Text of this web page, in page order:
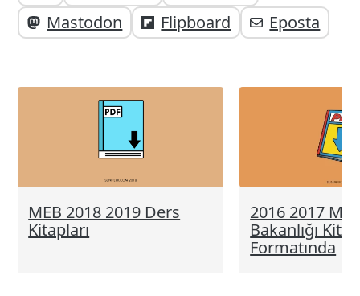
altı
elemanları
paylaşabilirsiniz;
Mastodon
Flipboard Eposta
MEB 2018 2019 Ders
Kitapları
2016 2017
Bakanlığı
Formatında